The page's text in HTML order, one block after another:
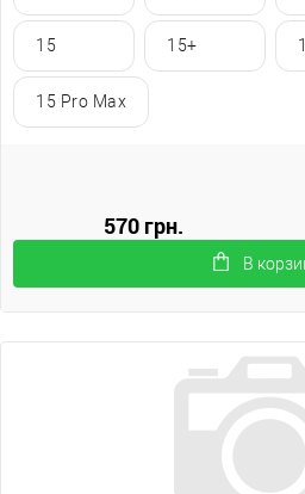
15 15+
15 Pro Max
570 грн.
В